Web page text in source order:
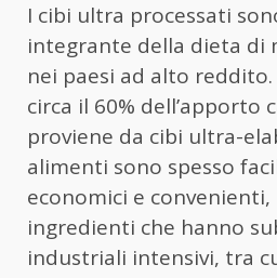
I cibi ultra processati
integrante della dieta
nei paesi ad alto
circa il 60% dell’apporto
proviene da cibi ultra-
alimenti sono spesso
economici e
ingredienti che hanno
industriali intensivi, tra